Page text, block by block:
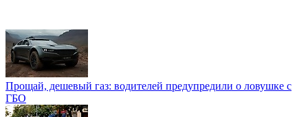
Прощай, дешевый газ: водителей предупредили о ловушке с
ГБО